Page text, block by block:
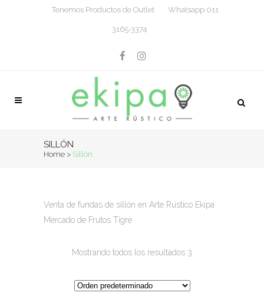
Tenemos Productos de Outlet Whatsapp 011
3165-3374
SILLÓN
Home > Sillón
Venta de fundas de sillón en Arte Rústico Ekipa
Mercado de Frutos Tigre
Mostrando todos los resultados 3